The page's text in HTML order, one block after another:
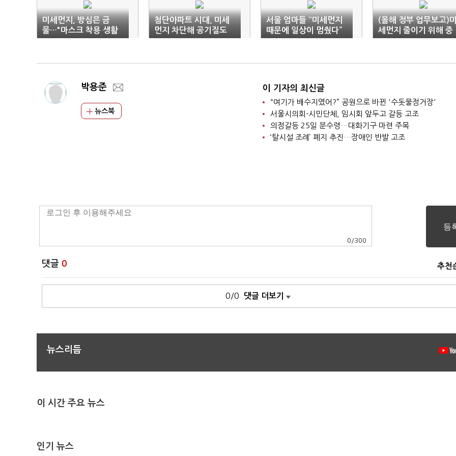
미세먼지, 방심은 금
물…"마스크 착용 생활
화해야"
첨단아파트 시대, 미세
먼지 차단해 공기질도
챙긴다
서울 엄마들 “미세먼지
때문에 일상이 멈췄다”
(올해 정부 업무보고)
세먼지 줄이기 위해 중
국과 협력 강화 한다
박용준
뉴스북
이 기자의 최신글
“여기가 배수지였어?” 공원으로 바뀐 '수돗물정거장'
서울시의회-시민단체, 임시회 앞두고 갈등 고조
의정갈등 25일 분수령…대화기구 마련 주목
‘탈시설 조례’ 폐지 추진…장애인 반발 고조
0 /300
댓글 0 추천
0/0 댓글 더보기
뉴스리듬
이 시간 주요 뉴스
인기 뉴스